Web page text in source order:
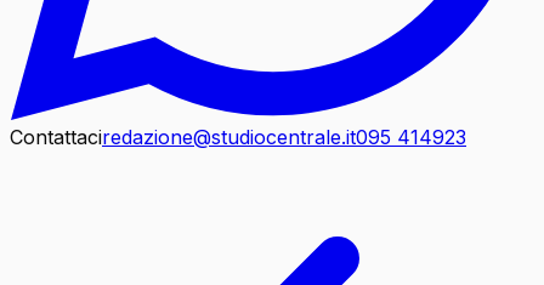
Contattaciredazione@studiocentrale.it095 414923